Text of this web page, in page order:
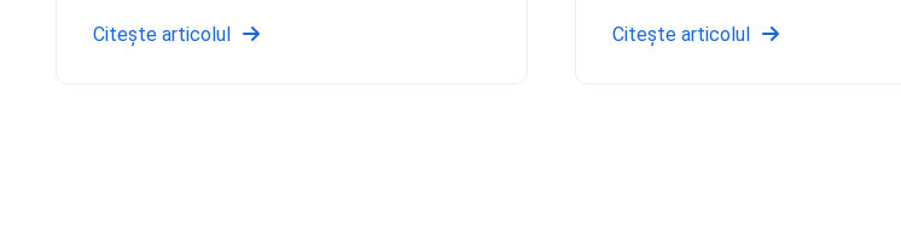
Citește articolul Citește articolul